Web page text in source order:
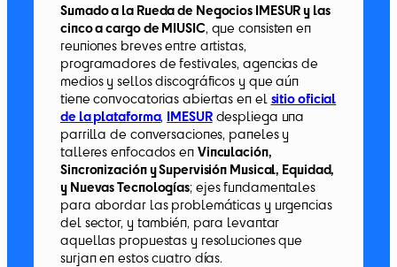
Sumado a la Rueda de Negocios IMESUR y las
cinco a cargo de MIUSIC, que consisten en
reuniones breves entre artistas,
programadores de festivales, agencias de
medios y sellos discográficos y que aún
tiene convocatorias abiertas en el sitio oficial
de la plataforma, IMESURdespliega una
parrilla de conversaciones, paneles y
talleres enfocados en Vinculación,
Sincronización y Supervisión Musical, Equidad,
y Nuevas Tecnologías; ejes fundamentales
para abordar las problemáticas y urgencias
del sector, y también, para levantar
aquellas propuestas y resoluciones que
surjan en estos cuatro días.